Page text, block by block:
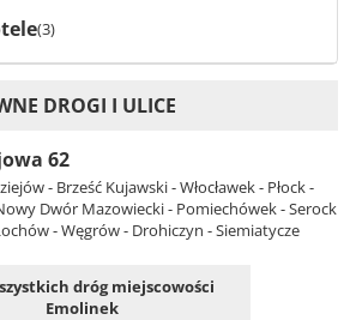
(3)
DROGI I ULICE
62
- Brześć Kujawski - Włocławek - Płock -
Dwór Mazowiecki - Pomiechówek - Serock
- Węgrów - Drohiczyn - Siemiatycze
dróg miejscowości
Emolinek